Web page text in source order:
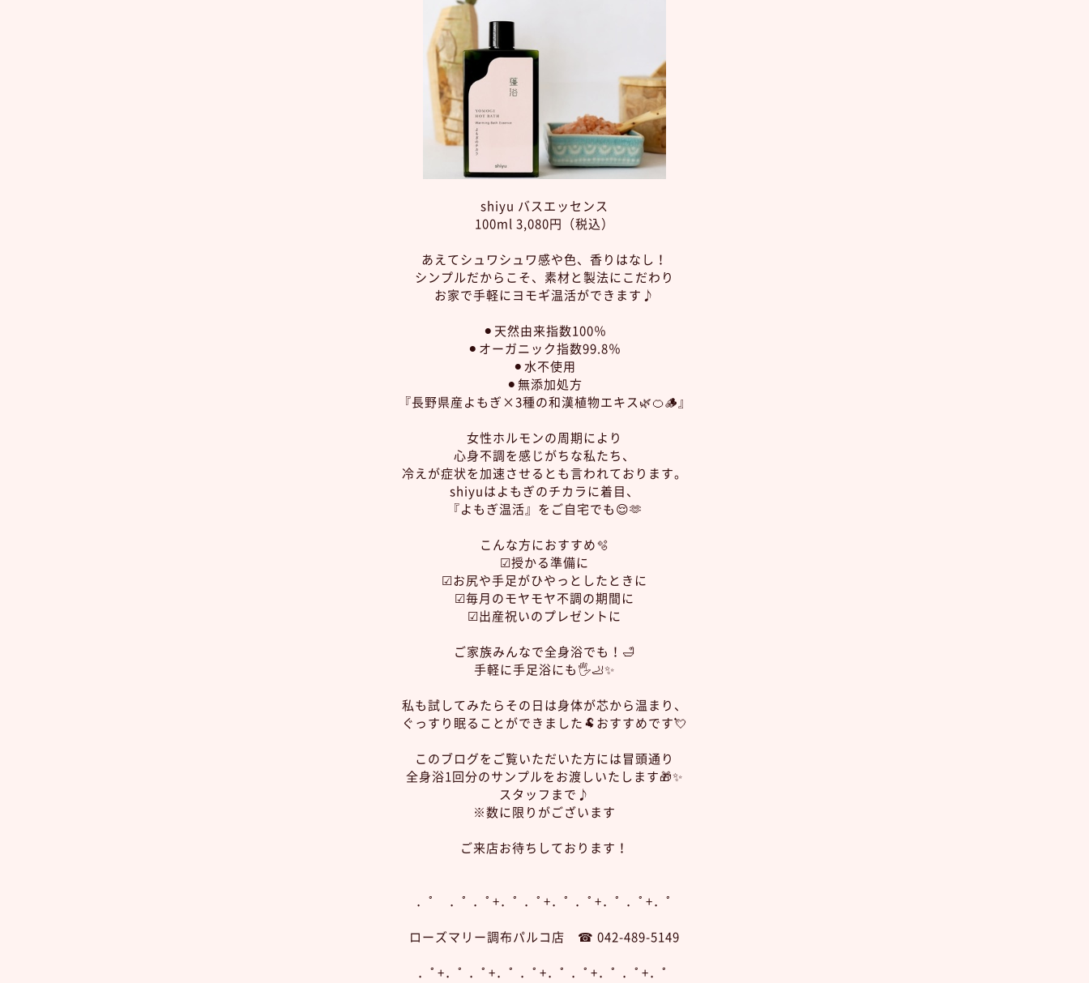
shiyu バスエッセンス
100ml 3,080円（税込）
あえてシュワシュワ感や色、香りはなし！
シンプルだからこそ、素材と製法にこだわり
お家で手軽にヨモギ温活ができます♪
⚫︎天然由来指数100％
⚫︎オーガニック指数99.8％
⚫︎水不使用
⚫︎無添加処方
『長野県産よもぎ×3種の和漢植物エキス🌿🍊🪵』
女性ホルモンの周期により
心身不調を感じがちな私たち、
冷えが症状を加速させるとも言われております。
shiyuはよもぎのチカラに着目、
『よもぎ温活』をご自宅でも😌🫶
こんな方におすすめ🫧
☑︎授かる準備に
☑︎お尻や手足がひやっとしたときに
☑︎毎月のモヤモヤ不調の期間に
☑︎出産祝いのプレゼントに
ご家族みんなで全身浴でも！🛁
手軽に手足浴にも🖐️🦶✨
私も試してみたらその日は身体が芯から温まり、
ぐっすり眠ることができました🐏おすすめです💘
このブログをご覧いただいた方には冒頭通り
全身浴1回分のサンプルをお渡しいたします🎁✨
スタッフまで♪
※数に限りがございます
ご来店お待ちしております！
．ﾟ ．ﾟ ．ﾟ+．ﾟ ．ﾟ+．ﾟ ．ﾟ+．ﾟ ．ﾟ+．ﾟ
ローズマリー調布パルコ店 ☎︎ 042-489-5149
．ﾟ+．ﾟ ．ﾟ+．ﾟ ．ﾟ+．ﾟ ．ﾟ+．ﾟ ．ﾟ+．ﾟ